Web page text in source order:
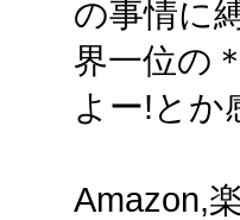
の事情に
界一位の
よー!とか
Amazon,